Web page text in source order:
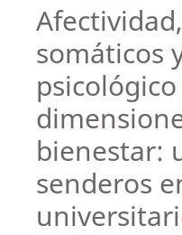
somáticos
bienestar:
senderos